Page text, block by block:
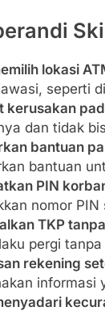
lokasi
seperti
kerusakan
dan tidak
bantuan
bantuan
PIN
nomor
TKP
pergi
rekening
informasi